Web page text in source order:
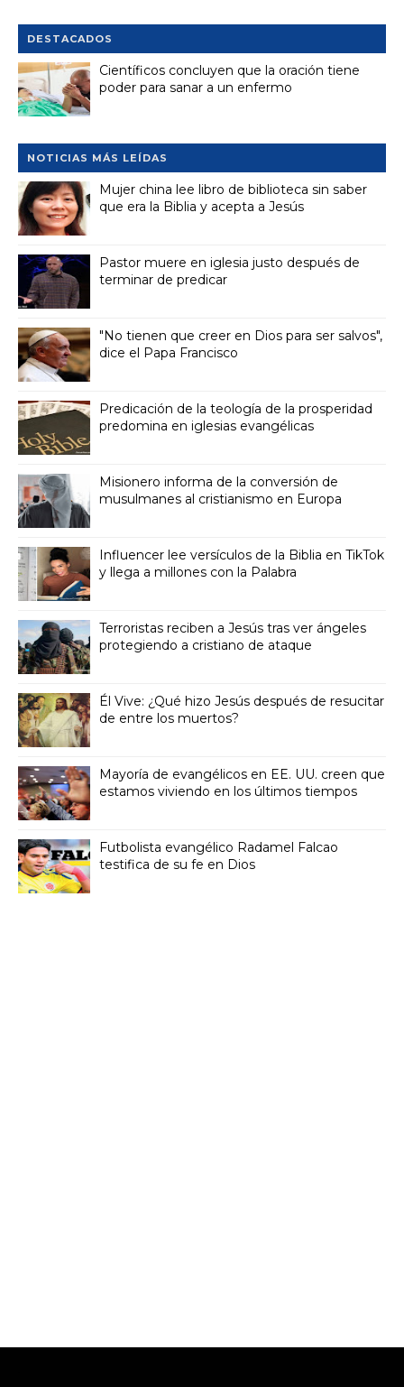
DESTACADOS
Científicos concluyen que la oración tiene
poder para sanar a un enfermo
NOTICIAS MÁS LEÍDAS
Mujer china lee libro de biblioteca sin saber
que era la Biblia y acepta a Jesús
Pastor muere en iglesia justo después de
terminar de predicar
"No tienen que creer en Dios para ser salvos",
dice el Papa Francisco
Predicación de la teología de la prosperidad
predomina en iglesias evangélicas
Misionero informa de la conversión de
musulmanes al cristianismo en Europa
Influencer lee versículos de la Biblia en TikTok
y llega a millones con la Palabra
Terroristas reciben a Jesús tras ver ángeles
protegiendo a cristiano de ataque
Él Vive: ¿Qué hizo Jesús después de resucitar
de entre los muertos?
Mayoría de evangélicos en EE. UU. creen que
estamos viviendo en los últimos tiempos
Futbolista evangélico Radamel Falcao
testifica de su fe en Dios